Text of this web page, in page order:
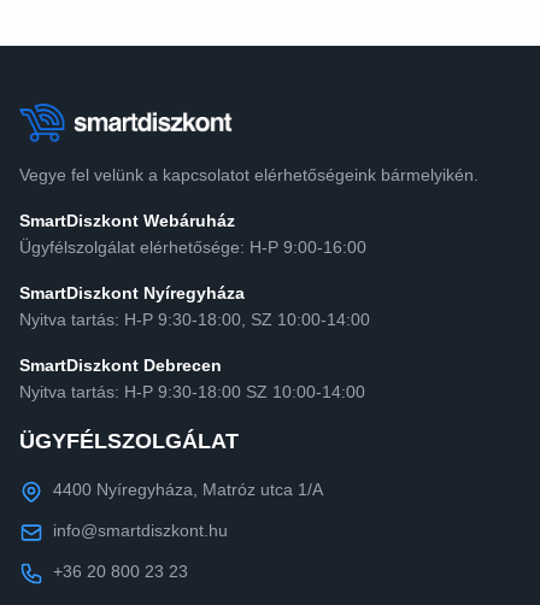
Vegye fel velünk a kapcsolatot elérhetőségeink bármelyikén.
SmartDiszkont Webáruház
Ügyfélszolgálat elérhetősége: H-P 9:00-16:00
SmartDiszkont Nyíregyháza
Nyitva tartás: H-P 9:30-18:00, SZ 10:00-14:00
SmartDiszkont Debrecen
Nyitva tartás: H-P 9:30-18:00 SZ 10:00-14:00
ÜGYFÉLSZOLGÁLAT
4400 Nyíregyháza, Matróz utca 1/A
info@smartdiszkont.hu
+36 20 800 23 23